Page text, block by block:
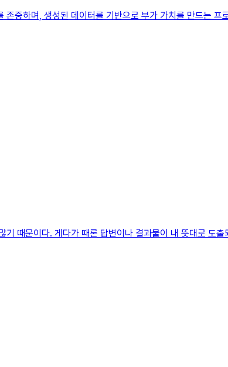
중하며, 생성된 데이터를 기반으로 부가 가치를 만드는 프
때문이다. 게다가 때론 답변이나 결과물이 내 뜻대로 도